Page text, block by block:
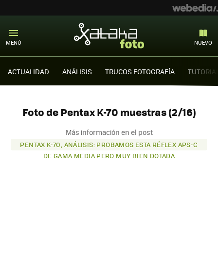
MENÚ NUEVO
ACTUALIDAD ANÁLISIS TRUCOS FOTOGRAFÍA
Foto de Pentax K-70 muestras (2/16)
Más información en el post
PENTAX K-70, ANÁLISIS: PROBAMOS ESTA RÉFLEX APS-C
DE GAMA MEDIA PERO MUY BIEN DOTADA